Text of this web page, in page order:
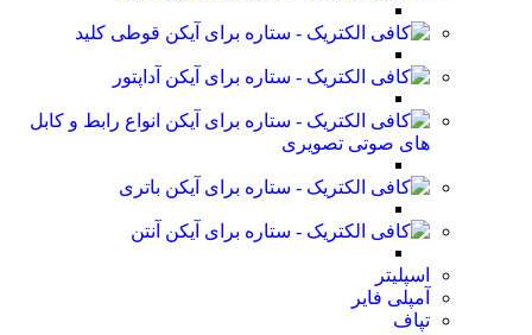
قوطی کلید
آداپتور
انواع رابط و کابل
های صوتی تصویری
باتری
آنتن
اسپلیتر
آمپلی فایر
تپاف